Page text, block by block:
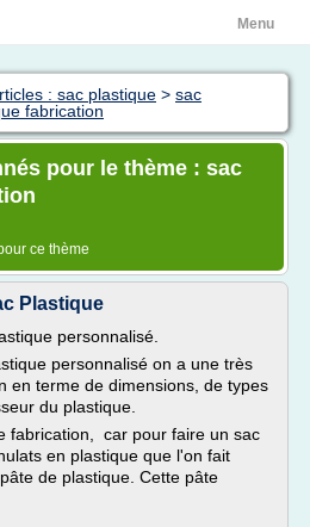
Menu
: sac plastique > sac
fabrication
pour le thème : sac
ce thème
Plastique
personnalisé.
personnalisé on a une très
en terme de dimensions, de types
du plastique.
fabrication, car pour faire un sac
en plastique que l'on fait
de plastique. Cette pâte